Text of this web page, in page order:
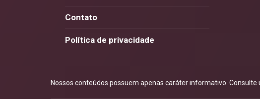
Contato
Política de privacidade
Nossos conteúdos possuem apenas caráter informativo.